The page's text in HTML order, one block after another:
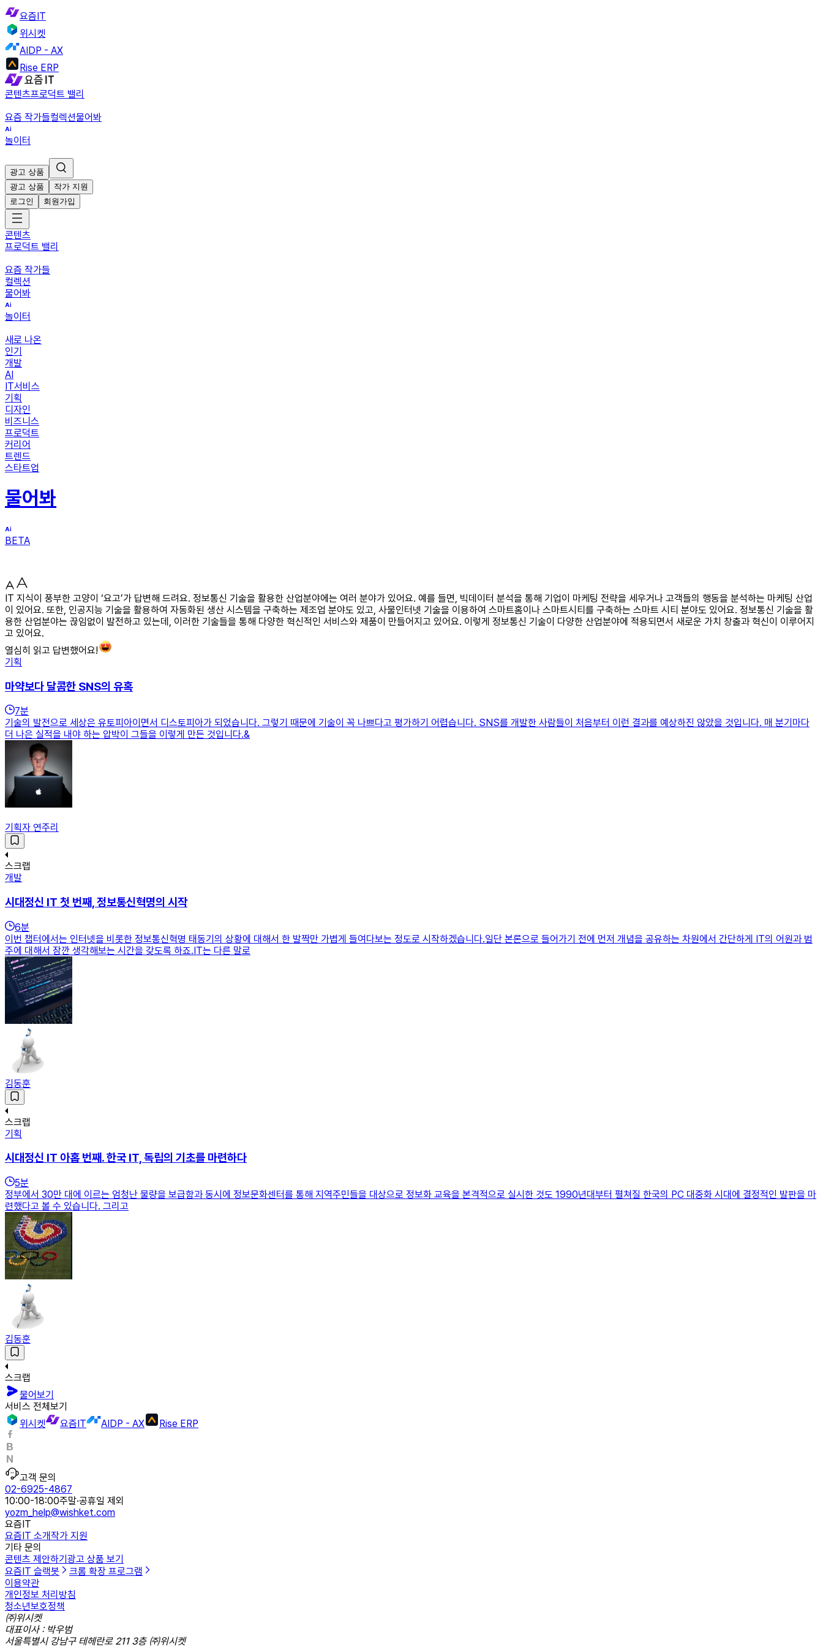
요즘IT
위시켓
AIDP - AX
Rise ERP
콘텐츠프로덕트 밸리
요즘 작가들컬렉션물어봐
놀이터
광고 상품
광고 상품
작가 지원
로그인
회원가입
콘텐츠
프로덕트 밸리
요즘 작가들
컬렉션
물어봐
놀이터
새로 나온
인기
개발
AI
IT서비스
기획
디자인
비즈니스
프로덕트
커리어
트렌드
스타트업
물어봐
BETA
IT 지식이 풍부한 고양이 ‘요고’가 답변해 드려요. 정보통신 기술을 활용한 산업분야에는 여러 분야가 있어요. 예를 들면, 빅데이터 분석을 통해 기업이 마케팅 전략을 세우거나 고객들의 행동을 분석하는 마케팅 산업
이 있어요. 또한, 인공지능 기술을 활용하여 자동화된 생산 시스템을 구축하는 제조업 분야도 있고, 사물인터넷 기술을 이용하여 스마트홈이나 스마트시티를 구축하는 스마트 시티 분야도 있어요. 정보통신 기술을 활
용한 산업분야는 끊임없이 발전하고 있는데, 이러한 기술들을 통해 다양한 혁신적인 서비스와 제품이 만들어지고 있어요. 이렇게 정보통신 기술이 다양한 산업분야에 적용되면서 새로운 가치 창출과 혁신이 이루어지
고 있어요.
열심히 읽고 답변했어요!
기획
마약보다 달콤한 SNS의 유혹
7분
기술의 발전으로 세상은 유토피아이면서 디스토피아가 되었습니다. 그렇기 때문에 기술이 꼭 나쁘다고 평가하기 어렵습니다. SNS를 개발한 사람들이 처음부터 이런 결과를 예상하진 않았을 것입니다. 매 분기마다
더 나은 실적을 내야 하는 압박이 그들을 이렇게 만든 것입니다.&
기획자 연주리
스크랩
개발
시대정신 IT 첫 번째, 정보통신혁명의 시작
6분
이번 챕터에서는 인터넷을 비롯한 정보통신혁명 태동기의 상황에 대해서 한 발짝만 가볍게 들여다보는 정도로 시작하겠습니다.일단 본론으로 들어가기 전에 먼저 개념을 공유하는 차원에서 간단하게 IT의 어원과 범
주에 대해서 잠깐 생각해보는 시간을 갖도록 하죠.IT는 다른 말로
김동훈
스크랩
기획
시대정신 IT 아홉 번째. 한국 IT, 독립의 기초를 마련하다
5분
정부에서 30만 대에 이르는 엄청난 물량을 보급함과 동시에 정보문화센터를 통해 지역주민들을 대상으로 정보화 교육을 본격적으로 실시한 것도 1990년대부터 펼쳐질 한국의 PC 대중화 시대에 결정적인 발판을 마
련했다고 볼 수 있습니다. 그리고
김동훈
스크랩
물어보기
서비스 전체보기
위시켓
요즘IT AIDP - AX Rise ERP
고객 문의
02-6925-4867
10:00-18:00주말·공휴일 제외
yozm_help@wishket.com
요즘IT
요즘IT 소개작가 지원
기타 문의
콘텐츠 제안하기 광고 상품 보기
요즘IT 슬랙봇
크롬 확장 프로그램
이용약관
개인정보 처리방침
청소년보호정책
㈜위시켓
대표이사 : 박우범
서울특별시 강남구 테헤란로 211 3층 ㈜위시켓